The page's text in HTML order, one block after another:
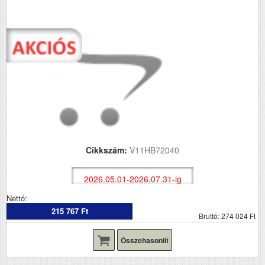
Cikkszám: V11HB72040
2026.05.01-2026.07.31-ig
Nettó:
215 767 Ft
Bruttó: 274 024 Ft
Összehasonlít